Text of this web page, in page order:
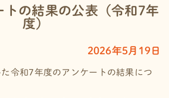
トの結果の公表（令和7年
度）
2026年5月19日
令和7年度のアンケートの結果につ